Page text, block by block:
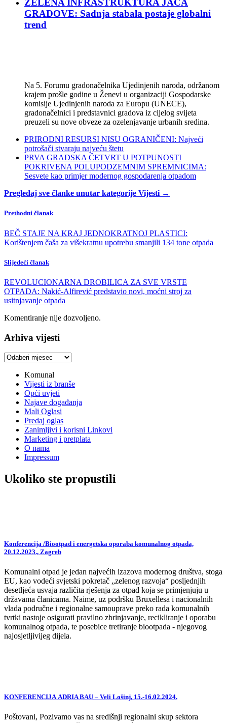
ZELENA INFRASTRUKTURA JAČA
GRADOVE: Sadnja stabala postaje globalni
trend
Na 5. Forumu gradonačelnika Ujedinjenih naroda, održanom
krajem prošle godine u Ženevi u organizaciji Gospodarske
komisije Ujedinjenih naroda za Europu (UNECE),
gradonačelnici i predstavnici gradova iz cijelog svijeta
preuzeli su nove obveze za ozelenjavanje urbanih sredina.
PRIRODNI RESURSI NISU OGRANIČENI: Najveći
potrošači stvaraju najveću štetu
PRVA GRADSKA ČETVRT U POTPUNOSTI
POKRIVENA POLUPODZEMNIM SPREMNICIMA:
Sesvete kao primjer modernog gospodarenja otpadom
Pregledaj sve članke unutar kategorije Vijesti →
Prethodni članak
BEČ STAJE NA KRAJ JEDNOKRATNOJ PLASTICI:
Korištenjem čaša za višekratnu upotrebu smanjili 134 tone otpada
Slijedeći članak
REVOLUCIONARNA DROBILICA ZA SVE VRSTE
OTPADA: Nakić-Alfirević predstavio novi, moćni stroj za
usitnjavanje otpada
Komentiranje nije dozvoljeno.
Arhiva vijesti
Arhiva
Komunal
Vijesti iz branše
Opći uvjeti
Najave događanja
Mali Oglasi
Predaj oglas
Zanimljivi i korisni Linkovi
Marketing i pretplata
O nama
Impressum
Ukoliko ste propustili
Konferencija /Biootpad i energetska oporaba komunalnog otpada,
20.12.2023., Zagreb
Komunalni otpad je jedan najvećih izazova modernog društva, stoga
EU, kao vodeći svjetski pokretač „zelenog razvoja“ posljednjih
desetljeća usvaja različita rješenja za otpad koja se primjenjuju u
državama članicama. Naime, uz podršku Bruxellesa i nacionalnih
vlada područne i regionalne samouprave preko rada komunalnih
tvrtki nastoje osigurati pravilno zbrinjavanje, recikliranje i oporabu
komunalnog otpada, te posebice tretiranje biootpada - njegovog
najosjetljivijeg dijela.
KONFERENCIJA ADRIA BAU – Veli Lošinj, 15.-16.02.2024.
Poštovani, Pozivamo vas na središnji regionalni skup sektora